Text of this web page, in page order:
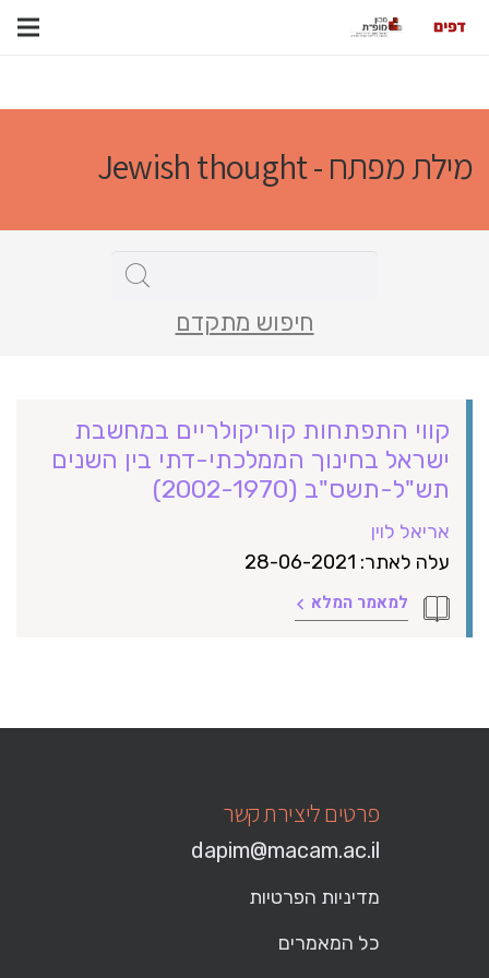
מילת מפתח - Jewish thought
חיפוש מתקדם
קווי התפתחות קוריקולריים במחשבת
ישראל בחינוך הממלכתי-דתי בין השנים
תש"ל-תשס"ב (2002-1970)
אריאל לוין
עלה לאתר: 28-06-2021
למאמר המלא
פרטים ליצירת קשר
dapim@macam.ac.il
מדיניות הפרטיות
כל המאמרים